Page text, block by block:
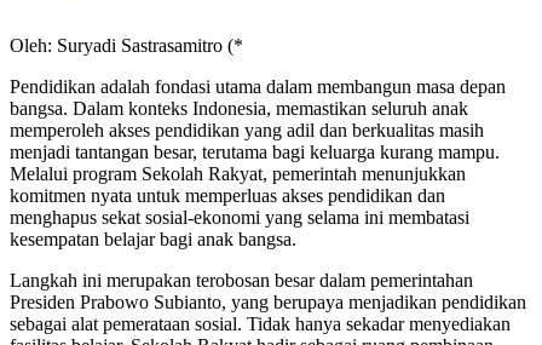
Oleh: Suryadi Sastrasamitro (*
Pendidikan adalah fondasi utama dalam membangun masa depan
bangsa. Dalam konteks Indonesia, memastikan seluruh anak
memperoleh akses pendidikan yang adil dan berkualitas masih
menjadi tantangan besar, terutama bagi keluarga kurang mampu.
Melalui program Sekolah Rakyat, pemerintah menunjukkan
komitmen nyata untuk memperluas akses pendidikan dan
menghapus sekat sosial-ekonomi yang selama ini membatasi
kesempatan belajar bagi anak bangsa.
Langkah ini merupakan terobosan besar dalam pemerintahan
Presiden Prabowo Subianto, yang berupaya menjadikan pendidikan
sebagai alat pemerataan sosial. Tidak hanya sekadar menyediakan